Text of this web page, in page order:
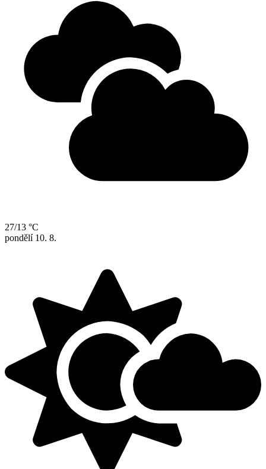
27/13 °C
pondělí 10. 8.